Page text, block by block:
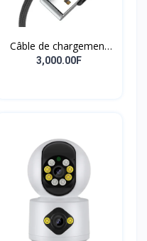
Câble de chargement
magnétique 3 en 1 à 7
chargement magnétique
puissant à Rotation de
540 degrés
3,000.00F